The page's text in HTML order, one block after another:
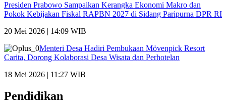
Presiden Prabowo Sampaikan Kerangka Ekonomi Makro dan
Pokok Kebijakan Fiskal RAPBN 2027 di Sidang Paripurna DPR RI
20 Mei 2026 | 14:09 WIB
Menteri Desa Hadiri Pembukaan Mövenpick Resort
Carita, Dorong Kolaborasi Desa Wisata dan Perhotelan
18 Mei 2026 | 11:27 WIB
Pendidikan